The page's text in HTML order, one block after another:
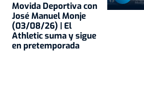
Movida Deportiva con
José Manuel Monje
(03/08/26) | El
Athletic suma y sigue
en pretemporada